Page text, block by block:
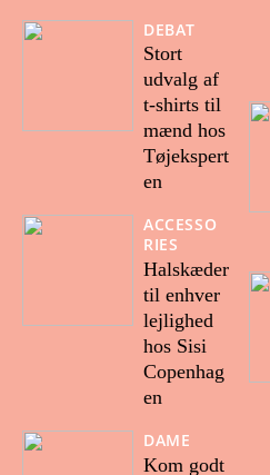
DEBAT
Stort
udvalg af
t-shirts til
mænd hos
Tøjekspert
en
ACCESSO
RIES
Halskæder
til enhver
lejlighed
hos Sisi
Copenhag
en
DAME
Kom godt